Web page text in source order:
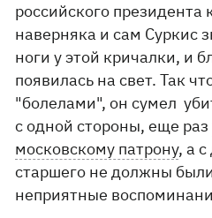
российского президента
наверняка и сам Суркис
ноги у этой кричалки, и
появилась на свет. Так
"болелами", он сумел
с одной стороны, еще раз
московскому патрону, а
старшего не должны
неприятные